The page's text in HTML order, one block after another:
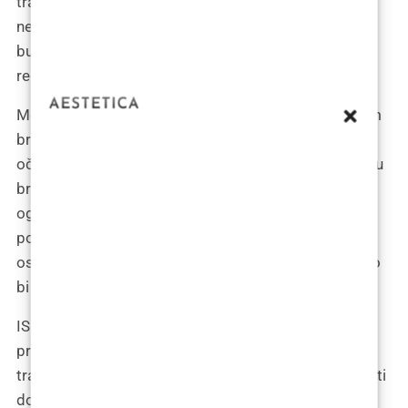
nekim pacijentima biti potreban dodatni zahvat u
budućnosti, što može biti otežano ako je donorska
regija prekomjerno iskorištena.
Megasesije, koje promoviraju FUE postupke s velikim
brojem transplantata, mogu dovesti do pogrešnih
očekivanja kod pacijenata zbog nesporazuma između
broja transplantata i dlaka. Donorska regija ima
ograničen broj transplantata koji se mogu izolirati, a
potrebno je voditi računa o zakonima zacjeljivanja i
ostaviti dovoljno prostora između transplantata kako
bi se omogućilo zacjeljivanje i obnova folikula.
ISHRS je standardizirao FUE tehniku i generalno ne
preporučuje postupke s više od 2200-2500
transplantata u jednoj sesiji, osim ako se transplantati
dodatno dijele nakon ekstrakcije. Disecirani grafti